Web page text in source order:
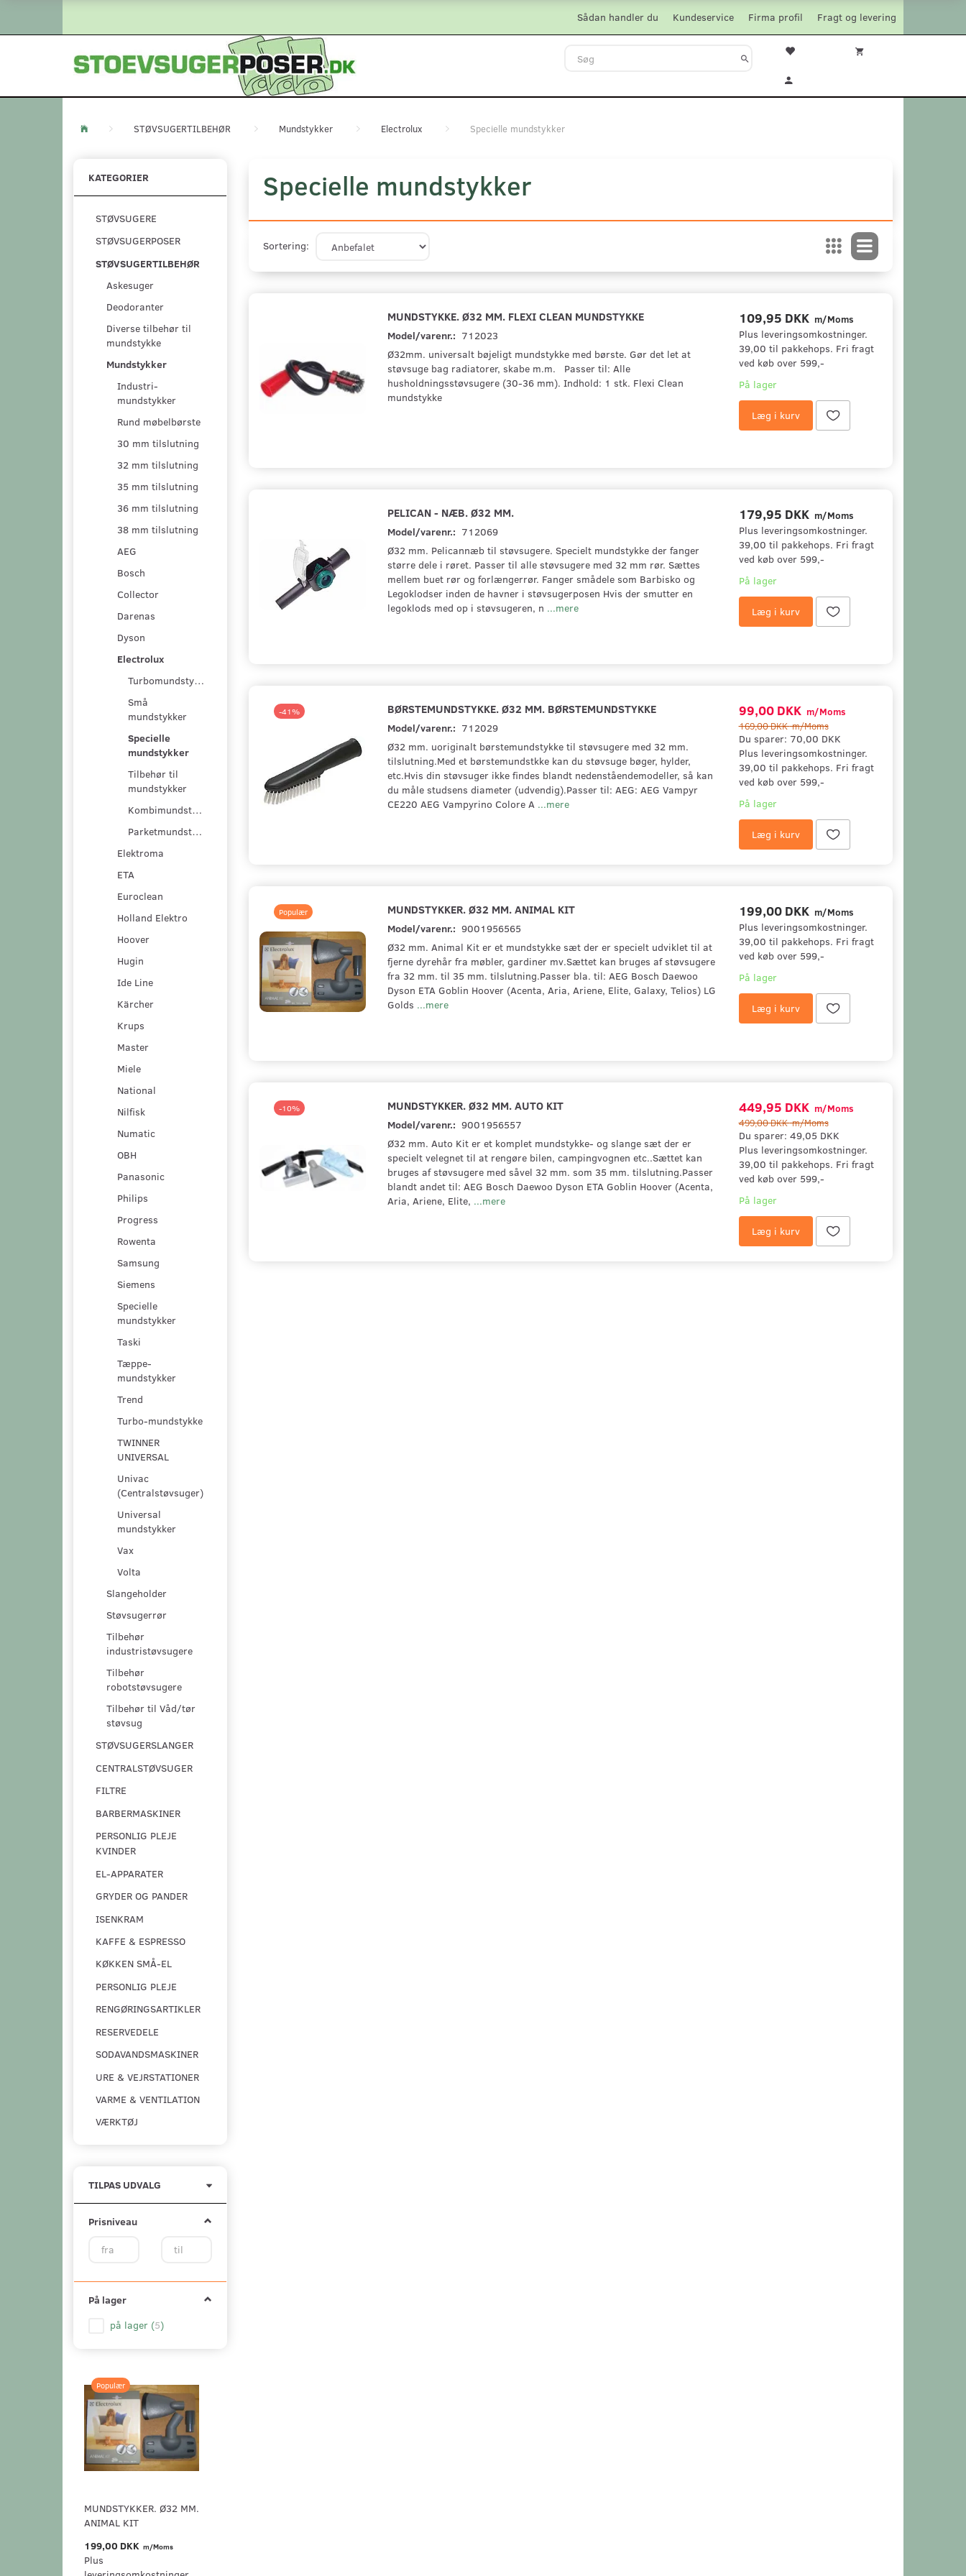
Fragt og levering
Firma profil
Kundeservice
Sådan handler du
STØVSUGERTILBEHØR Mundstykker Electrolux Specielle mundstykker
KATEGORIER
STØVSUGERE
STØVSUGERPOSER
STØVSUGERTILBEHØR
Askesuger
Deodoranter
Diverse tilbehør til
mundstykke
Mundstykker
Industri-
mundstykker
Rund møbelbørste
30 mm tilslutning
32 mm tilslutning
35 mm tilslutning
36 mm tilslutning
38 mm tilslutning
AEG
Bosch
Collector
Darenas
Dyson
Electrolux
Turbomundstykker
Små
mundstykker
Specielle
mundstykker
Tilbehør til
mundstykker
Kombimundstykker
Parketmundstykker
Elektroma
ETA
Euroclean
Holland Elektro
Hoover
Hugin
Ide Line
Kärcher
Krups
Master
Miele
National
Nilfisk
Numatic
OBH
Panasonic
Philips
Progress
Rowenta
Samsung
Siemens
Specielle
mundstykker
Taski
Tæppe-
mundstykker
Trend
Turbo-mundstykke
TWINNER
UNIVERSAL
Univac
(Centralstøvsuger)
Universal
mundstykker
Vax
Volta
Slangeholder
Støvsugerrør
Tilbehør
industristøvsugere
Tilbehør
robotstøvsugere
Tilbehør til Våd/tør
støvsug
STØVSUGERSLANGER
CENTRALSTØVSUGER
FILTRE
BARBERMASKINER
PERSONLIG PLEJE
KVINDER
EL-APPARATER
GRYDER OG PANDER
ISENKRAM
KAFFE & ESPRESSO
KØKKEN SMÅ-EL
PERSONLIG PLEJE
RENGØRINGSARTIKLER
RESERVEDELE
SODAVANDSMASKINER
URE & VEJRSTATIONER
VARME & VENTILATION
VÆRKTØJ
TILPAS UDVALG
Prisniveau
På lager
på lager (5)
Specielle mundstykker
Sortering:
MUNDSTYKKE. Ø32 MM. FLEXI CLEAN MUNDSTYKKE
Model/varenr.: 712023
Ø32mm. universalt bøjeligt mundstykke med børste. Gør det let at
støvsuge bag radiatorer, skabe m.m. Passer til: Alle
husholdningsstøvsugere (30-36 mm). Indhold: 1 stk. Flexi Clean
mundstykke
109,95 DKK m/Moms
Plus leveringsomkostninger.
39,00 til pakkehops. Fri fragt
ved køb over 599,-
På lager
Læg i kurv
PELICAN - NÆB. Ø32 MM.
Model/varenr.: 712069
Ø32 mm. Pelicannæb til støvsugere. Specielt mundstykke der fanger
større dele i røret. Passer til alle støvsugere med 32 mm rør. Sættes
mellem buet rør og forlængerrør. Fanger smådele som Barbisko og
Legoklodser inden de havner i støvsugerposen Hvis der smutter en
legoklods med op i støvsugeren, n ...mere
179,95 DKK m/Moms
Plus leveringsomkostninger.
39,00 til pakkehops. Fri fragt
ved køb over 599,-
På lager
Læg i kurv
-41% BØRSTEMUNDSTYKKE. Ø32 MM. BØRSTEMUNDSTYKKE
Model/varenr.: 712029
Ø32 mm. uoriginalt børstemundstykke til støvsugere med 32 mm.
tilslutning.Med et børstemundstkke kan du støvsuge bøger, hylder,
etc.Hvis din støvsuger ikke findes blandt nedenståendemodeller, så kan
du måle studsens diameter (udvendig).Passer til: AEG: AEG Vampyr
CE220 AEG Vampyrino Colore A ...mere
99,00 DKK m/Moms
169,00 DKKm/Moms
Du sparer: 70,00 DKK
Plus leveringsomkostninger.
39,00 til pakkehops. Fri fragt
ved køb over 599,-
På lager
Læg i kurv
Populær MUNDSTYKKER. Ø32 MM. ANIMAL KIT
Model/varenr.: 9001956565
Ø32 mm. Animal Kit er et mundstykke sæt der er specielt udviklet til at
fjerne dyrehår fra møbler, gardiner mv.Sættet kan bruges af støvsugere
fra 32 mm. til 35 mm. tilslutning.Passer bla. til: AEG Bosch Daewoo
Dyson ETA Goblin Hoover (Acenta, Aria, Ariene, Elite, Galaxy, Telios) LG
Golds ...mere
199,00 DKK m/Moms
Plus leveringsomkostninger.
39,00 til pakkehops. Fri fragt
ved køb over 599,-
På lager
Læg i kurv
-10% MUNDSTYKKER. Ø32 MM. AUTO KIT
Model/varenr.: 9001956557
Ø32 mm. Auto Kit er et komplet mundstykke- og slange sæt der er
specielt velegnet til at rengøre bilen, campingvognen etc..Sættet kan
bruges af støvsugere med såvel 32 mm. som 35 mm. tilslutning.Passer
blandt andet til: AEG Bosch Daewoo Dyson ETA Goblin Hoover (Acenta,
Aria, Ariene, Elite, ...mere
449,95 DKK m/Moms
499,00 DKKm/Moms
Du sparer: 49,05 DKK
Plus leveringsomkostninger.
39,00 til pakkehops. Fri fragt
ved køb over 599,-
På lager
Læg i kurv
Populær
MUNDSTYKKER. Ø32 MM.
ANIMAL KIT
199,00 DKK m/Moms
Plus